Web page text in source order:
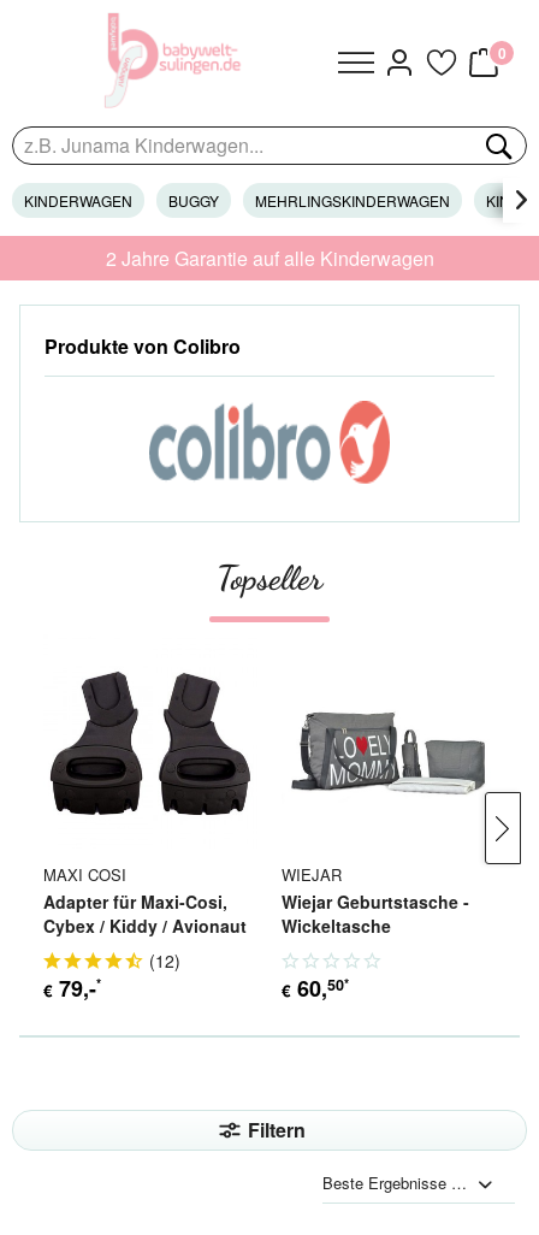
0
KINDERWAGEN BUGGY MEHRLINGSKINDERWAGEN 
2 Jahre Garantie auf alle Kinderwagen
Produkte von Colibro
Topseller
MAXI COSI
Adapter für Maxi-Cosi,
Cybex / Kiddy / Avionaut
(12)
€ 79,-*
WIEJAR
Wiejar Geburtstasche -
Wickeltasche
€ 60,50*
Filtern